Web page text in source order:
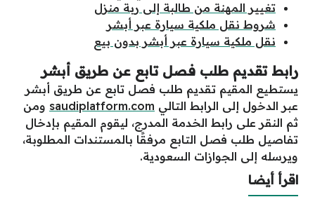
تغيير المهنة من طالبة إلى ربة منزل
شروط نقل ملكية سيارة عبر أبشر
نقل ملكية سيارة عبر أبشر بدون بيع
رابط تقديم طلب فصل تابع عن طريق أبشر
يستطيع المقيم تقديم طلب فصل تابع عن طريق أبشر
عبر الدخول إلى الرابط التالي saudiplatform.com ومن
ثم النقر على رابط الخدمة المدرج، ليقوم المقيم بإدخال
تفاصيل طلب فصل التابع مرفقًا بالمستندات المطلوبة،
ويرسله إلى الجوازات السعودية.
اقرأ أيضا